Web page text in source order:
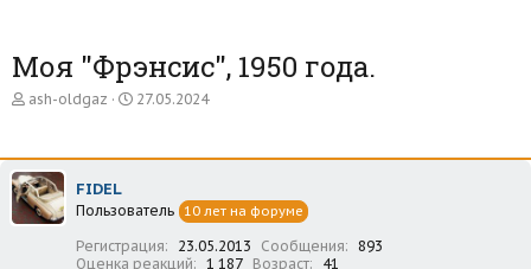
Моя "Фрэнсис", 1950 года.
А
о
р
т
е
ash-oldgaz
Д
а
ч
л
27.05.2024
FIDEL
Пользователь 10 лет на форуме
Регистрация 23.05.2013 Сообщения
893
Оценка реакций
1 187 Возраст 41